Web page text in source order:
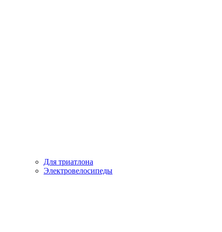
Для триатлона
Электровелосипеды